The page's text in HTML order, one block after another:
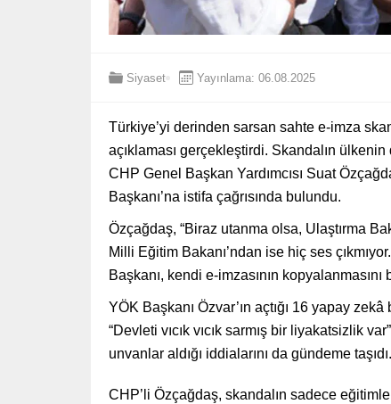
Siyaset Yayınlama: 06.08.2025
Türkiye’yi derinden sarsan sahte e-imza
açıklaması gerçekleştirdi. Skandalın
CHP Genel Başkan Yardımcısı Suat
Başkanı’na istifa çağrısında bulundu.
Özçağdaş, “Biraz utanma olsa, Ulaştırma
Milli Eğitim Bakanı’ndan ise hiç ses
Başkanı, kendi e-imzasının
YÖK Başkanı Özvar’ın açtığı 16 yapay
“Devleti vıcık vıcık sarmış bir liyakatsizlik
unvanlar aldığı iddialarını da gündeme taşıdı.
CHP’li Özçağdaş, skandalın sadece eğitimle